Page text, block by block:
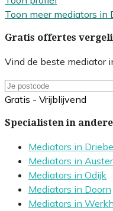
Toon meer mediators in
Gratis offertes
Vind de beste mediator
Gratis - Vrijblijvend
Specialisten in
Mediators in
Mediators in
Mediators in Odijk
Mediators in Doorn
Mediators in